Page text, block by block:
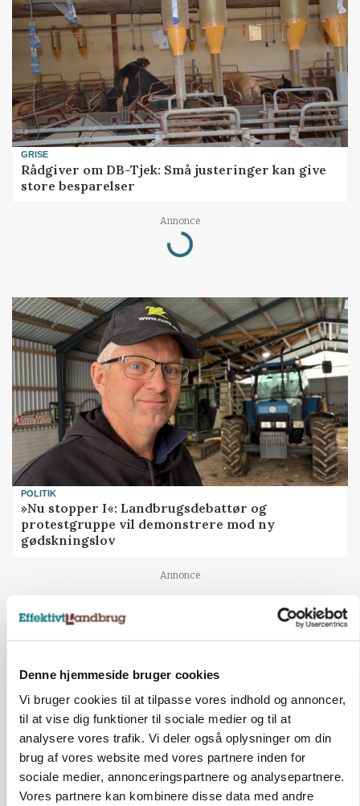
Denne hjemmeside bruger cookies
Vi bruger cookies til at tilpasse vores indhold og annoncer,
til at vise dig funktioner til sociale medier og til at
analysere vores trafik. Vi deler også oplysninger om din
brug af vores website med vores partnere inden for
sociale medier, annonceringspartnere og analysepartnere.
Vores partnere kan kombinere disse data med andre
GRISE
Rådgiver om DB-Tjek: Små justeringer kan give
store besparelser
Annonce
Loading...
POLITIK
»Nu stopper I«: Landbrugsdebattør og
protestgruppe vil demonstrere mod ny
gødskningslov
Annonce
KVÆG